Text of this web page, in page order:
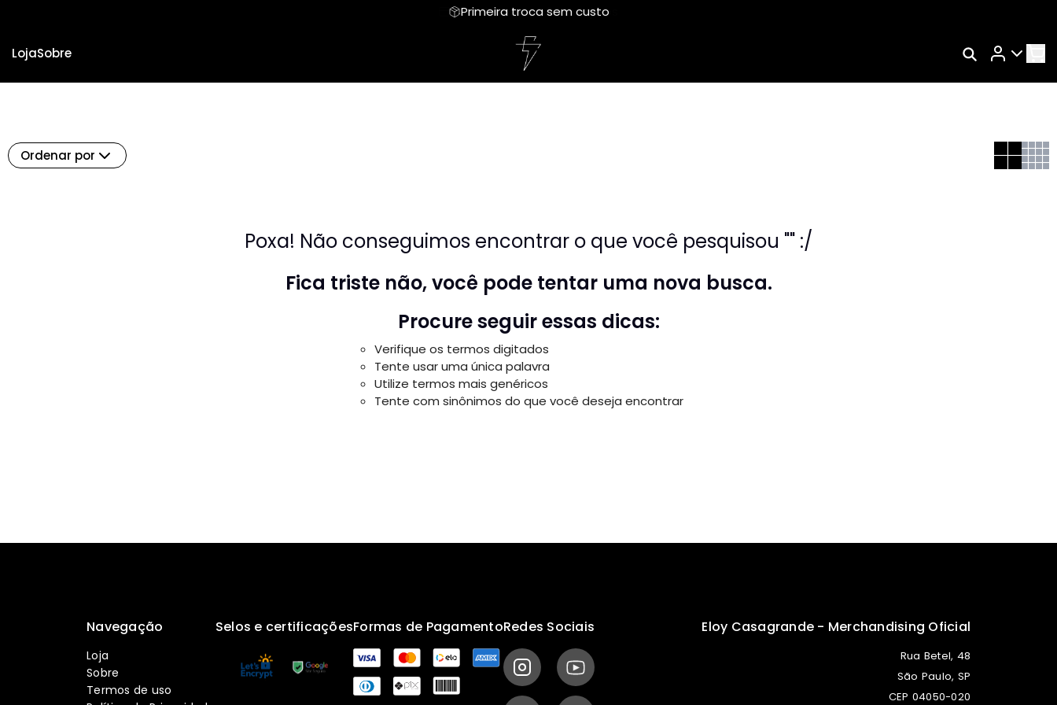
Primeira troca sem custo
LojaSobre
Ordenar por
Poxa! Não conseguimos encontrar o que você pesquisou "" :/
Fica triste não, você pode tentar uma nova busca.
Procure seguir essas dicas:
Verifique os termos digitados
Tente usar uma única palavra
Utilize termos mais genéricos
Tente com sinônimos do que você deseja encontrar
Navegação
Loja
Sobre
Termos de uso
Selos e certificaçõesFormas de PagamentoRedes Sociais Eloy Casagrande - Merchandising Oficial
Rua Betel, 48
São Paulo, SP
CEP 04050-020